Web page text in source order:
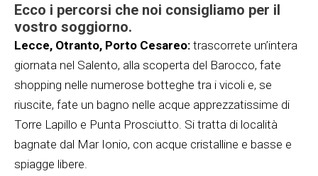
Ecco i percorsi che noi consigliamo per il
vostro soggiorno.
Lecce, Otranto, Porto Cesareo: trascorrete un’intera
giornata nel Salento, alla scoperta del Barocco, fate
shopping nelle numerose botteghe tra i vicoli e, se
riuscite, fate un bagno nelle acque apprezzatissime di
Torre Lapillo e Punta Prosciutto. Si tratta di località
bagnate dal Mar Ionio, con acque cristalline e basse e
spiagge libere.